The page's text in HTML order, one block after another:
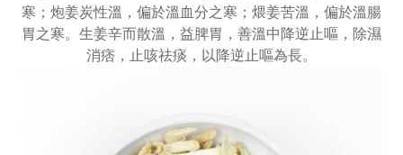
寒；炮姜炭性溫，偏於溫血分之寒；煨姜苦溫，偏於溫腸
胃之寒。生姜辛而散溫，益脾胃，善溫中降逆止嘔，除濕
消痞，止咳祛痰，以降逆止嘔為長。